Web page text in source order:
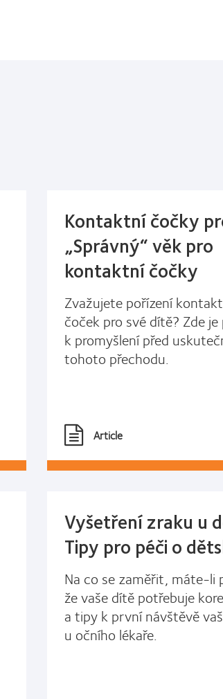
Kontaktní čočky
„Správný“ věk pro
kontaktní čočky
Zvažujete pořízení
čoček pro své dítě? Zde
k promyšlení před
tohoto přechodu.
Article
Vyšetření zraku u
Tipy pro péči o
Na co se zaměřit, máte-li
že vaše dítě potřebuje
a tipy k první návštěvě
u očního lékaře.